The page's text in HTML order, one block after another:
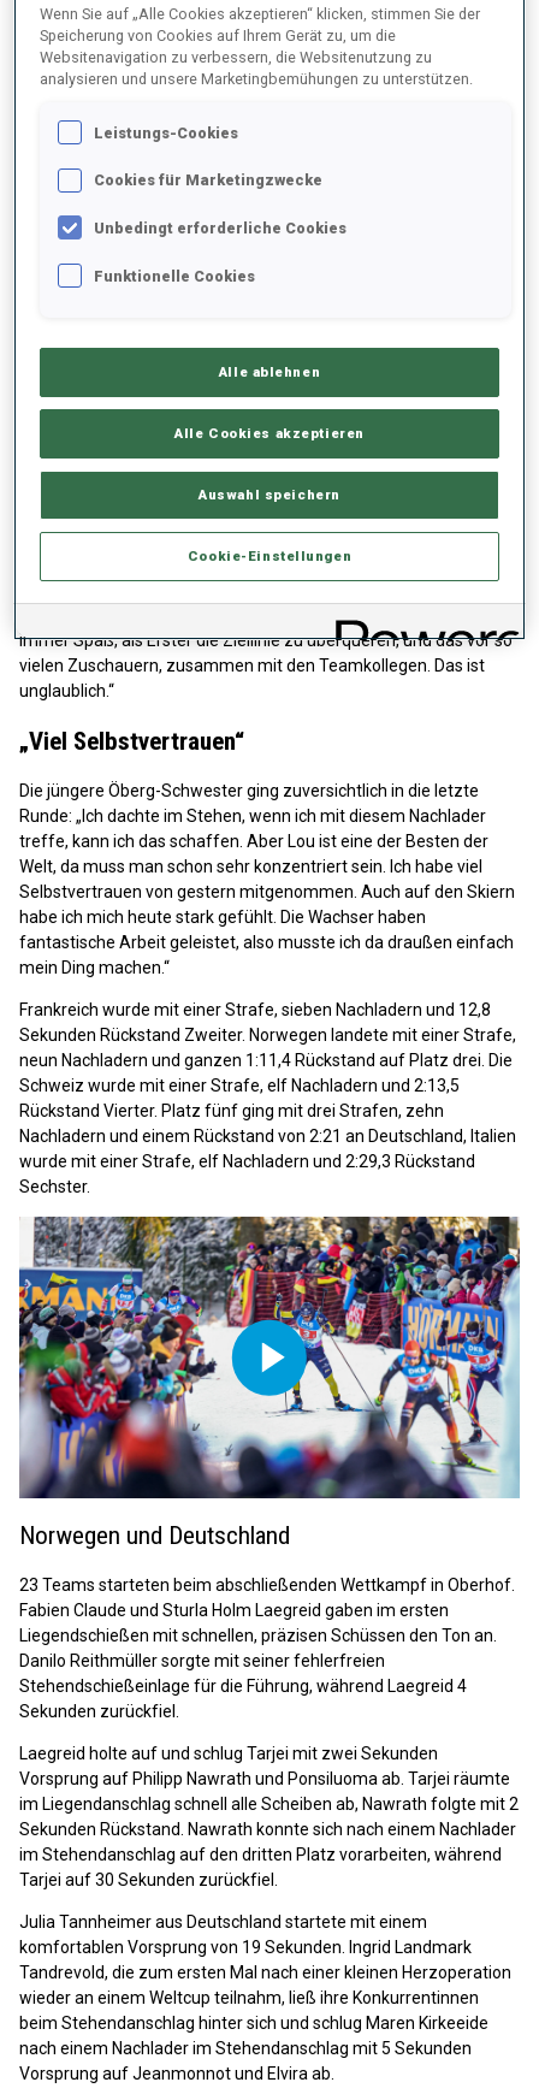
Skiern schloss die Schwedin die Lücke schnell und
fuhr zum Sieg.
„Es macht Spaß, als Erste über die Ziellinie zu
Trotz ihrer vielen Einzelmedaillen bei Olympischen Spielen und
IBU-Weltmeisterschaften hatte dieses Quartett noch nie eine
unser Team eine Mixed-Staffel gewinnt. Natürlich macht es
immer Spaß, als Erster die Ziellinie zu überqueren, und das vor so
vielen Zuschauern, zusammen mit den Teamkollegen. Das ist
unglaublich.“
„Viel Selbstvertrauen“
Die jüngere Öberg-Schwester ging zuversichtlich in die letzte
Runde: „Ich dachte im Stehen, wenn ich mit diesem Nachlader
treffe, kann ich das schaffen. Aber Lou ist eine der Besten der
Welt, da muss man schon sehr konzentriert sein. Ich habe viel
Selbstvertrauen von gestern mitgenommen. Auch auf den Skiern
habe ich mich heute stark gefühlt. Die Wachser haben
fantastische Arbeit geleistet, also musste ich da draußen einfach
mein Ding machen.“
Frankreich wurde mit einer Strafe, sieben Nachladern und 12,8
Sekunden Rückstand Zweiter. Norwegen landete mit einer Strafe,
neun Nachladern und ganzen 1:11,4 Rückstand auf Platz drei. Die
Schweiz wurde mit einer Strafe, elf Nachladern und 2:13,5
Rückstand Vierter. Platz fünf ging mit drei Strafen, zehn
Nachladern und einem Rückstand von 2:21 an Deutschland, Italien
wurde mit einer Strafe, elf Nachladern und 2:29,3 Rückstand
Sechster.
Play
Video
Norwegen und Deutschland
23 Teams starteten beim abschließenden Wettkampf in Oberhof.
Fabien Claude und Sturla Holm Laegreid gaben im ersten
Liegendschießen mit schnellen, präzisen Schüssen den Ton an.
Danilo Reithmüller sorgte mit seiner fehlerfreien
Stehendschießeinlage für die Führung, während Laegreid 4
Sekunden zurückfiel.
Laegreid holte auf und schlug Tarjei mit zwei Sekunden
Vorsprung auf Philipp Nawrath und Ponsiluoma ab. Tarjei räumte
im Liegendanschlag schnell alle Scheiben ab, Nawrath folgte mit 2
Sekunden Rückstand. Nawrath konnte sich nach einem Nachlader
im Stehendanschlag auf den dritten Platz vorarbeiten, während
Tarjei auf 30 Sekunden zurückfiel.
Julia Tannheimer aus Deutschland startete mit einem
komfortablen Vorsprung von 19 Sekunden. Ingrid Landmark
Tandrevold, die zum ersten Mal nach einer kleinen Herzoperation
wieder an einem Weltcup teilnahm, ließ ihre Konkurrentinnen
beim Stehendanschlag hinter sich und schlug Maren Kirkeeide
nach einem Nachlader im Stehendanschlag mit 5 Sekunden
Vorsprung auf Jeanmonnot und Elvira ab.
Wenn Sie auf „Alle Cookies akzeptieren“ klicken, stimmen Sie der
Speicherung von Cookies auf Ihrem Gerät zu, um die
Websitenavigation zu verbessern, die Websitenutzung zu
analysieren und unsere Marketingbemühungen zu unterstützen.
Leistungs-Cookies
Cookies für Marketingzwecke
Unbedingt erforderliche Cookies
Funktionelle Cookies
Alle ablehnen
Alle Cookies akzeptieren
Auswahl speichern
Cookie-Einstellungen